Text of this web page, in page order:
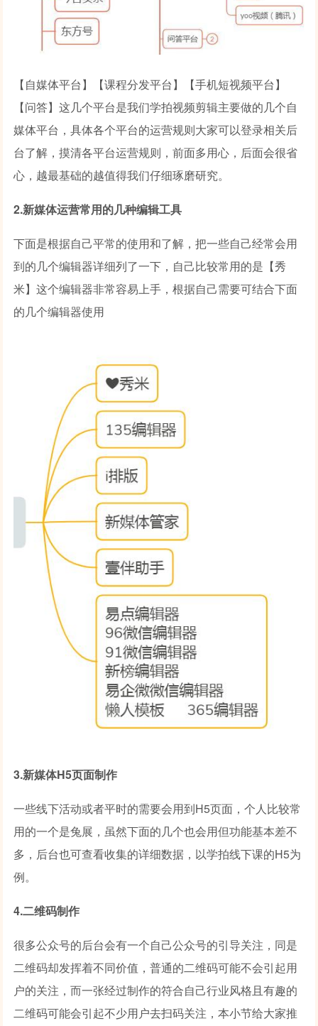
【自媒体平台】【课程分发平台】【手机短视频平台】
【问答】这几个平台是我们学拍视频剪辑主要做的几个自
媒体平台，具体各个平台的运营规则大家可以登录相关后
台了解，摸清各平台运营规则，前面多用心，后面会很省
心，越最基础的越值得我们仔细琢磨研究。
2.新媒体运营常用的几种编辑工具
下面是根据自己平常的使用和了解，把一些自己经常会用
到的几个编辑器详细列了一下，自己比较常用的是【秀
米】这个编辑器非常容易上手，根据自己需要可结合下面
的几个编辑器使用
3.新媒体H5页面制作
一些线下活动或者平时的需要会用到H5页面，个人比较常
用的一个是兔展，虽然下面的几个也会用但功能基本差不
多，后台也可查看收集的详细数据，以学拍线下课的H5为
例。
4.二维码制作
很多公众号的后台会有一个自己公众号的引导关注，同是
二维码却发挥着不同价值，普通的二维码可能不会引起用
户的关注，而一张经过制作的符合自己行业风格且有趣的
二维码可能会引起不少用户去扫码关注，本小节给大家推